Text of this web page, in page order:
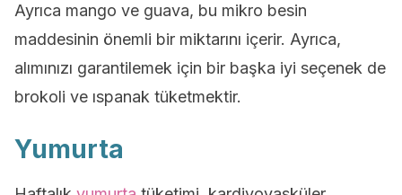
Ayrıca mango ve guava, bu mikro besin
maddesinin önemli bir miktarını içerir. Ayrıca,
alımınızı garantilemek için bir başka iyi seçenek de
brokoli ve ıspanak tüketmektir.
Yumurta